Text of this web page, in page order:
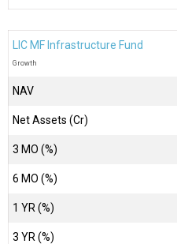
LIC MF Infrastructure Fund
Growth
NAV
Net Assets (Cr)
3 MO (%)
6 MO (%)
1 YR (%)
3 YR (%)